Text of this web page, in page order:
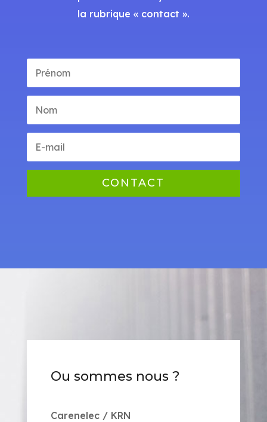
la rubrique « contact ».
CONTACT
Ou sommes nous ?
Carenelec / KRN